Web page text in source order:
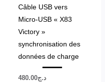
Câble USB vers
Micro-USB « X83
Victory »
synchronisation des
données de charge
د.ج480.00